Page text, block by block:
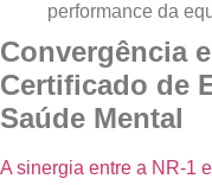
performance da
Convergência
Certificado de
Saúde Mental
A sinergia entre a NR-1